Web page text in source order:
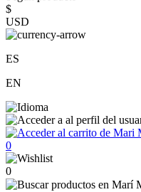
$
USD
ES
EN
0
0